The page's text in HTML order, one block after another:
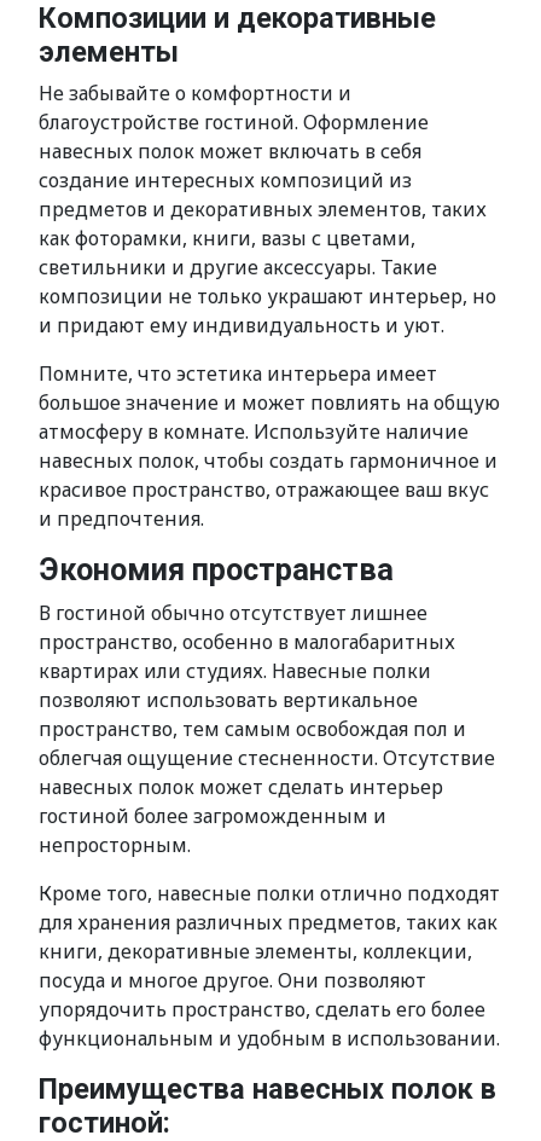
Композиции и декоративные
элементы
Не забывайте о комфортности и
благоустройстве гостиной. Оформление
навесных полок может включать в себя
создание интересных композиций из
предметов и декоративных элементов, таких
как фоторамки, книги, вазы с цветами,
светильники и другие аксессуары. Такие
композиции не только украшают интерьер, но
и придают ему индивидуальность и уют.
Помните, что эстетика интерьера имеет
большое значение и может повлиять на общую
атмосферу в комнате. Используйте наличие
навесных полок, чтобы создать гармоничное и
красивое пространство, отражающее ваш вкус
и предпочтения.
Экономия пространства
В гостиной обычно отсутствует лишнее
пространство, особенно в малогабаритных
квартирах или студиях. Навесные полки
позволяют использовать вертикальное
пространство, тем самым освобождая пол и
облегчая ощущение стесненности. Отсутствие
навесных полок может сделать интерьер
гостиной более загроможденным и
непросторным.
Кроме того, навесные полки отлично подходят
для хранения различных предметов, таких как
книги, декоративные элементы, коллекции,
посуда и многое другое. Они позволяют
упорядочить пространство, сделать его более
функциональным и удобным в использовании.
Преимущества навесных полок в
гостиной: